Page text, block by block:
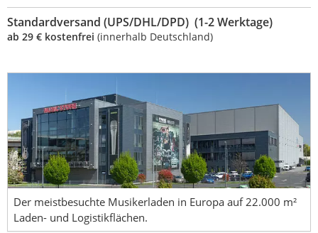
Standardversand (UPS/DHL/DPD) (1-2 Werktage)
ab 29 € kostenfrei (innerhalb Deutschland)
Der meistbesuchte Musikerladen in Europa auf 22.000 m²
Laden- und Logistikflächen.